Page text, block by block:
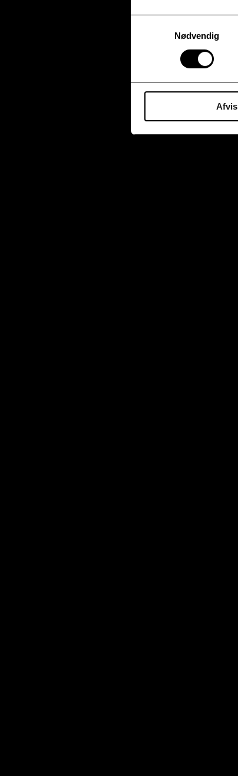
Nødvendig
Afvis